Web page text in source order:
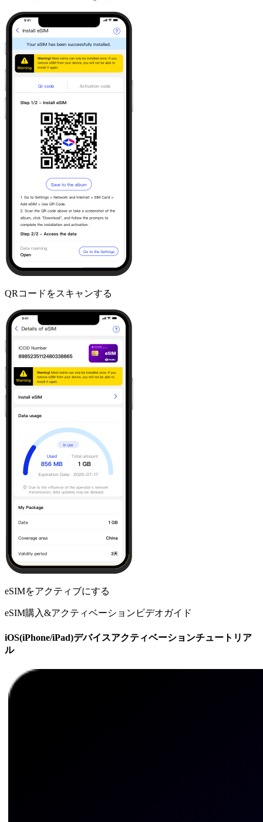
QRコードをスキャンする
eSIMをアクティブにする
eSIM購入&アクティベーションビデオガイド
iOS(iPhone/iPad)デバイスアクティベーションチュートリア
ル